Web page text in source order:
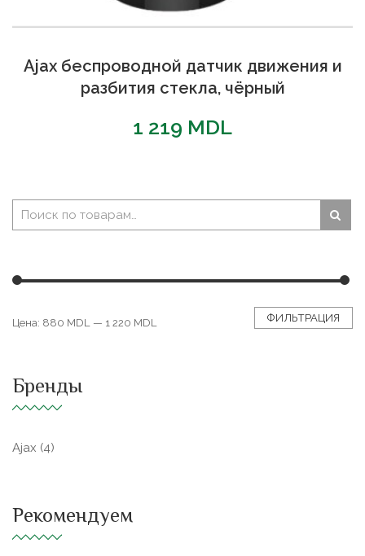
Ajax беспроводной датчик движения и
разбития стекла, чёрный
1 219 MDL
ФИЛЬТРАЦИЯ
Цена: 880 MDL — 1 220 MDL
Бренды
Ajax (4)
Рекомендуем